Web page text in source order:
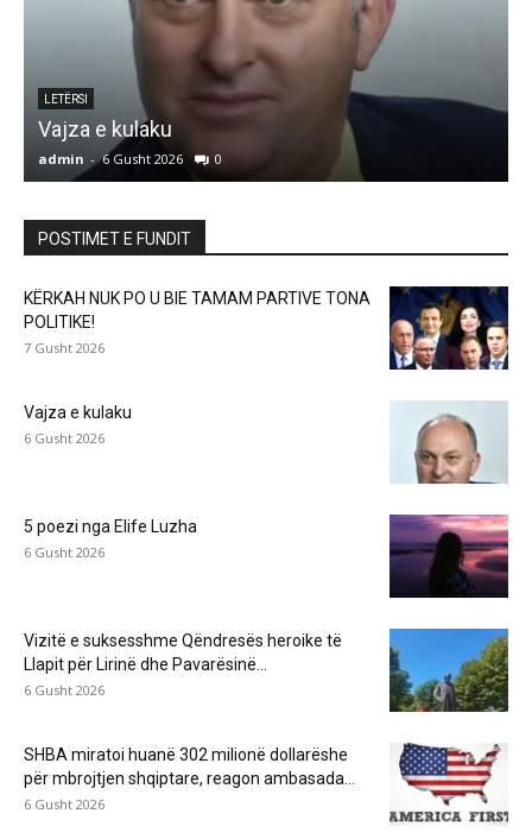
LETËRSI
Vajza e kulaku
admin - 6 Gusht 2026 0
POSTIMET E FUNDIT
KËRKAH NUK PO U BIE TAMAM PARTIVE TONA
POLITIKE!
7 Gusht 2026
Vajza e kulaku
6 Gusht 2026
5 poezi nga Elife Luzha
6 Gusht 2026
Vizitë e suksesshme Qëndresës heroike të
Llapit për Lirinë dhe Pavarësinë...
6 Gusht 2026
SHBA miratoi huanë 302 milionë dollarëshe
për mbrojtjen shqiptare, reagon ambasada...
6 Gusht 2026